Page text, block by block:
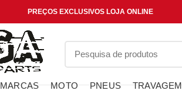
PREÇOS EXCLUSIVOS LOJA ONLINE
MARCAS MOTO PNEUS TRAVAGEM